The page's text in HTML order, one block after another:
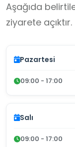
Aşağıda
ziyarete açıktır.
Pazartesi
09:00 - 17:00
Salı
09:00 - 17:00